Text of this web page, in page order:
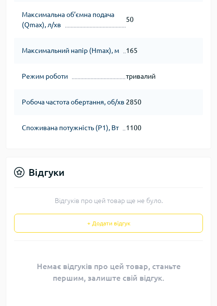
Максимальна об’ємна подача
(Qmax), л/хв
50
Максимальний напір (Нmax), м 165
Режим роботи тривалий
Робоча частота обертання, об/хв 2850
Споживана потужність (Р1), Вт 1100
Відгуки
Відгуків про цей товар ще не було.
+ Додати відгук
Немає відгуків про цей товар, станьте
першим, залиште свій відгук.